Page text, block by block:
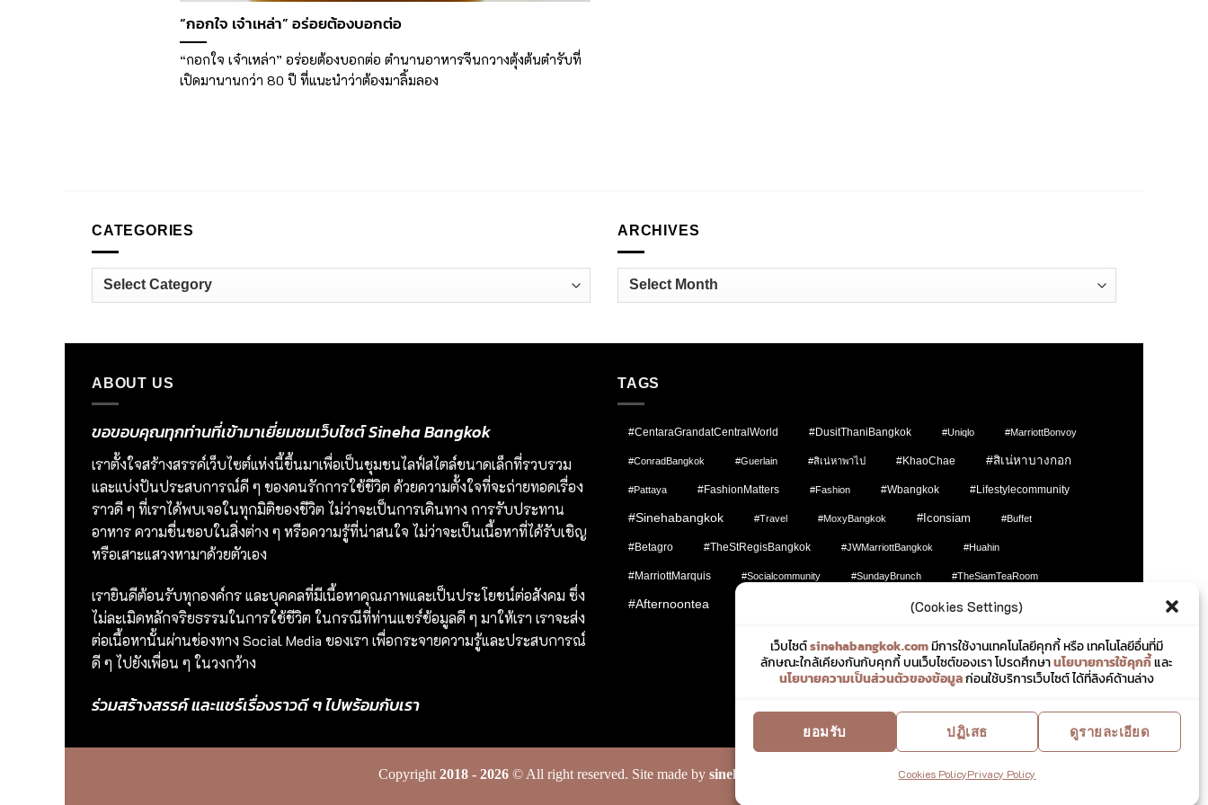
(Cookies Settings)
เว็บไซต์sinehabangkok.comมีการใช้งานเทคโนโลยีคุกกี้ หรือ เทคโนโลยีอื่นที่มี
ลักษณะใกล้เคียงกันกับคุกกี้ บนเว็บไซต์ของเรา โปรดศึกษานโยบายการใช้คุกกี้และ
นโยบายความเป็นส่วนตัวของข้อมูลก่อนใช้บริการเว็บไซต์ ได้ที่ลิงค์ด้านล่าง
ยอมรับ ปฏิเสธ ดูรายละเอียด
Cookies PolicyPrivacy Policy
“กอกใจ เจ๋าเหล่า” อร่อยต้องบอกต่อ
“กอกใจ เจ๋าเหล่า” อร่อยต้องบอกต่อ ตำนานอาหารจีนกวางตุ้งต้นตำรับที่
เปิดมานานกว่า 80 ปี ที่แนะนำว่าต้องมาลิ้มลอง
CATEGORIES
Categories
ARCHIVES
Archives
ABOUT US
ขอขอบคุณทุกท่านที่เข้ามาเยี่ยมชมเว็บไซต์ Sineha Bangkok
เราตั้งใจสร้างสรรค์เว็บไซต์แห่งนี้ขึ้นมาเพื่อเป็นชุมชนไลฟ์สไตล์ขนาดเล็กที่รวบรวม
และแบ่งปันประสบการณ์ดี ๆ ของคนรักการใช้ชีวิต ด้วยความตั้งใจที่จะถ่ายทอดเรื่อง
ราวดี ๆ ที่เราได้พบเจอในทุกมิติของชีวิต ไม่ว่าจะเป็นการเดินทาง การรับประทาน
อาหาร ความชื่นชอบในสิ่งต่าง ๆ หรือความรู้ที่น่าสนใจ ไม่ว่าจะเป็นเนื้อหาที่ได้รับเชิญ
หรือเสาะแสวงหามาด้วยตัวเอง
เรายินดีต้อนรับทุกองค์กร และบุคคลที่มีเนื้อหาคุณภาพและเป็นประโยชน์ต่อสังคม ซึ่ง
ไม่ละเมิดหลักจริยธรรมในการใช้ชีวิต ในกรณีที่ท่านแชร์ข้อมูลดี ๆ มาให้เรา เราจะส่ง
ต่อเนื้อหานั้นผ่านช่องทาง Social Media ของเรา เพื่อกระจายความรู้และประสบการณ์
ดี ๆ ไปยังเพื่อน ๆ ในวงกว้าง
ร่วมสร้างสรรค์ และแชร์เรื่องราวดี ๆ ไปพร้อมกับเรา
TAGS
#CentaraGrandatCentralWorld #DusitThaniBangkok #Uniqlo #MarriottBonvoy
#ConradBangkok #Guerlain #สิเน่หาพาไป #KhaoChae #สิเน่หาบางกอก
#pattaya #FashionMatters #fashion #wbangkok #lifestylecommunity
#sinehabangkok #Travel #MoxyBangkok #Iconsiam #Buffet
#Betagro #TheStRegisBangkok #JWMarriottBangkok #Huahin
#MarriottMarquis #socialcommunity #SundayBrunch #TheSiamTeaRoom
#afternoontea
Copyright 2018 - 2026© All right reserved. Site made by sinehabangkok.com